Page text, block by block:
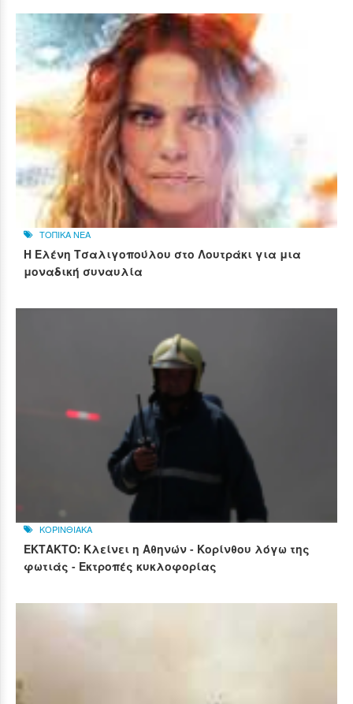
ΤΟΠΙΚΑ ΝΕΑ
Η Ελένη Τσαλιγοπούλου στο Λουτράκι για μια
μοναδική συναυλία
ΚΟΡΙΝΘΙΑΚΑ
ΕΚΤΑΚΤΟ: Κλείνει η Αθηνών - Κορίνθου λόγω της
φωτιάς - Εκτροπές κυκλοφορίας